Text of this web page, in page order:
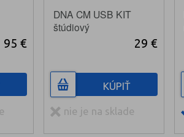
95 €
DNA CM USB KIT
štúdiový
29 €
KÚPIŤ
nie je na sklade